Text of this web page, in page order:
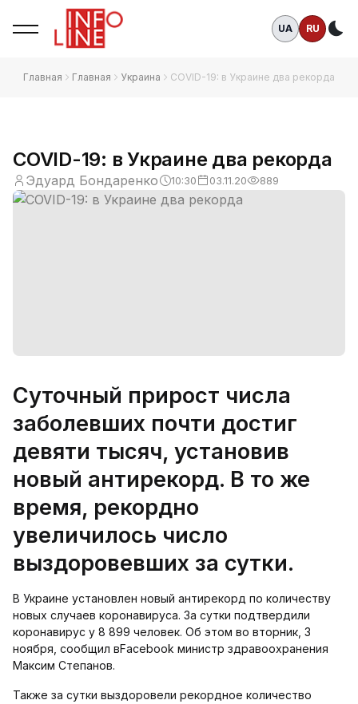
UA RU
Главная Главная Украина COVID-19: в Украине два рекорда
COVID-19: в Украине два рекорда
Эдуард Бондаренко 10:30 03.11.20 889
Суточный прирост числа
заболевших почти достиг
девяти тысяч, установив
новый антирекорд. В то же
время, рекордно
увеличилось число
выздоровевших за сутки.
В Украине установлен новый антирекорд по количеству
новых случаев коронавируса. За сутки подтвердили
коронавирус у 8 899 человек. Об этом во вторник, 3
ноября, сообщил вFacebook министр здравоохранения
Максим Степанов.
Также за сутки выздоровели рекордное количество